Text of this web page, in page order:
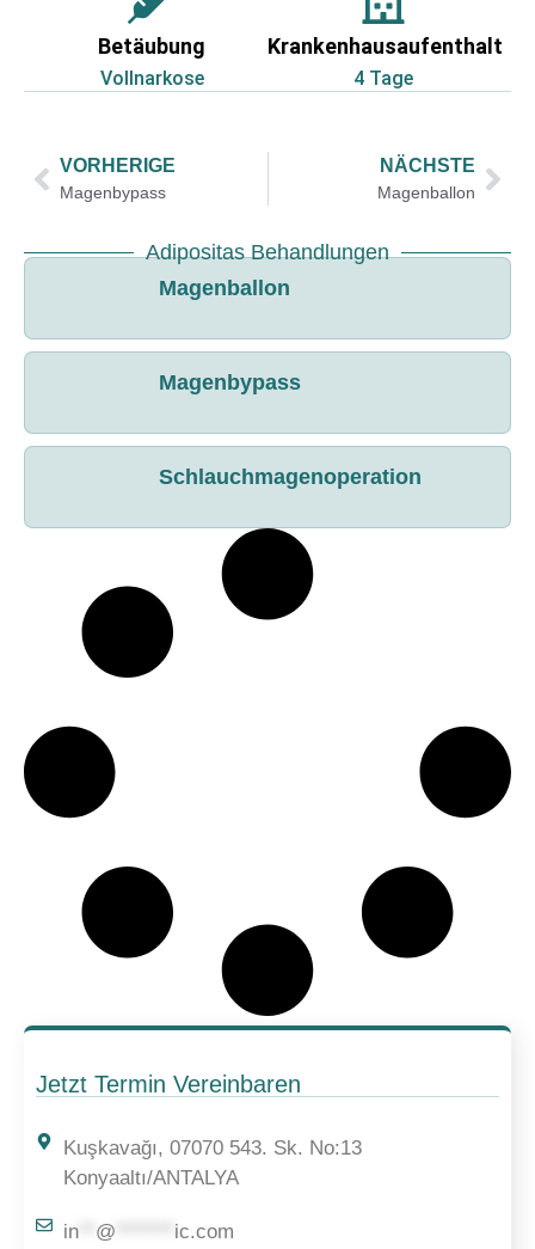
Betäubung
Vollnarkose
Krankenhausaufenthalt
4 Tage
VORHERIGE
Magenbypass
NÄCHSTE
Magenballon
Adipositas Behandlungen
Magenballon
Magenbypass
Schlauchmagenoperation
Jetzt Termin Vereinbaren
Kuşkavağı, 07070 543. Sk. No:13
Konyaaltı/ANTALYA
in** @ ic.com